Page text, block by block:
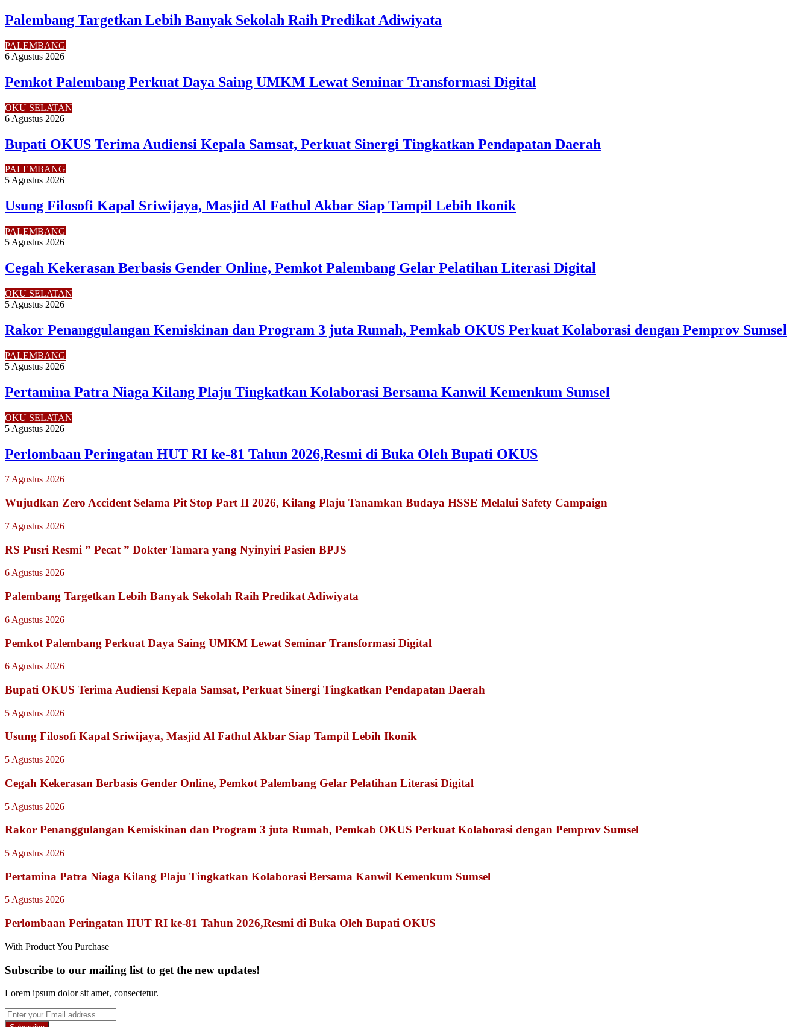
Palembang Targetkan Lebih Banyak Sekolah Raih Predikat Adiwiyata
PALEMBANG
6 Agustus 2026
Pemkot Palembang Perkuat Daya Saing UMKM Lewat Seminar Transformasi Digital
OKU SELATAN
6 Agustus 2026
Bupati OKUS Terima Audiensi Kepala Samsat, Perkuat Sinergi Tingkatkan Pendapatan Daerah
PALEMBANG
5 Agustus 2026
Usung Filosofi Kapal Sriwijaya, Masjid Al Fathul Akbar Siap Tampil Lebih Ikonik
PALEMBANG
5 Agustus 2026
Cegah Kekerasan Berbasis Gender Online, Pemkot Palembang Gelar Pelatihan Literasi Digital
OKU SELATAN
5 Agustus 2026
Rakor Penanggulangan Kemiskinan dan Program 3 juta Rumah, Pemkab OKUS Perkuat Kolaborasi dengan Pemprov Sumsel
PALEMBANG
5 Agustus 2026
Pertamina Patra Niaga Kilang Plaju Tingkatkan Kolaborasi Bersama Kanwil Kemenkum Sumsel
OKU SELATAN
5 Agustus 2026
Perlombaan Peringatan HUT RI ke-81 Tahun 2026,Resmi di Buka Oleh Bupati OKUS
7 Agustus 2026
Wujudkan Zero Accident Selama Pit Stop Part II 2026, Kilang Plaju Tanamkan Budaya HSSE Melalui Safety Campaign
7 Agustus 2026
RS Pusri Resmi ” Pecat ” Dokter Tamara yang Nyinyiri Pasien BPJS
6 Agustus 2026
Palembang Targetkan Lebih Banyak Sekolah Raih Predikat Adiwiyata
6 Agustus 2026
Pemkot Palembang Perkuat Daya Saing UMKM Lewat Seminar Transformasi Digital
6 Agustus 2026
Bupati OKUS Terima Audiensi Kepala Samsat, Perkuat Sinergi Tingkatkan Pendapatan Daerah
5 Agustus 2026
Usung Filosofi Kapal Sriwijaya, Masjid Al Fathul Akbar Siap Tampil Lebih Ikonik
5 Agustus 2026
Cegah Kekerasan Berbasis Gender Online, Pemkot Palembang Gelar Pelatihan Literasi Digital
5 Agustus 2026
Rakor Penanggulangan Kemiskinan dan Program 3 juta Rumah, Pemkab OKUS Perkuat Kolaborasi dengan Pemprov Sumsel
5 Agustus 2026
Pertamina Patra Niaga Kilang Plaju Tingkatkan Kolaborasi Bersama Kanwil Kemenkum Sumsel
5 Agustus 2026
Perlombaan Peringatan HUT RI ke-81 Tahun 2026,Resmi di Buka Oleh Bupati OKUS
With Product You Purchase
Subscribe to our mailing list to get the new updates!
Lorem ipsum dolor sit amet, consectetur.
Enter
your